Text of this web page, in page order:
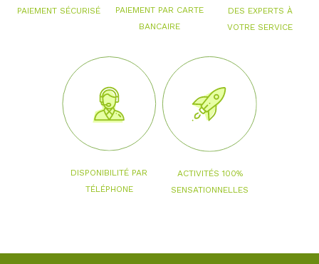
PAIEMENT SÉCURISÉ
PAIEMENT PAR CARTE
BANCAIRE
DES EXPERTS À
VOTRE SERVICE
DISPONIBILITÉ PAR
TÉLÉPHONE
ACTIVITÉS 100%
SENSATIONNELLES